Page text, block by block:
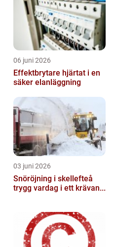
06 juni 2026
Effektbrytare hjärtat i en
säker elanläggning
03 juni 2026
Snöröjning i skellefteå
trygg vardag i ett krävan...